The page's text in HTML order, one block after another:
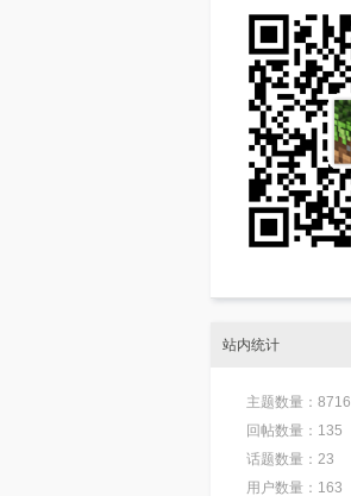
站内统计
主题数量：8716
回帖数量：135
话题数量：23
用户数量：163